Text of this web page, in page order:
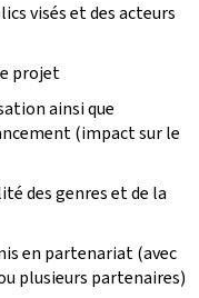
visés et des acteurs
projet
ainsi que
(impact sur le
des genres et de la
en partenariat (avec
plusieurs partenaires)